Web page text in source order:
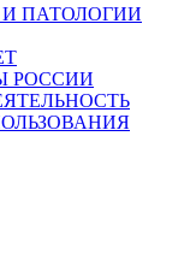
ПАТОЛОГИИ
РОССИИ